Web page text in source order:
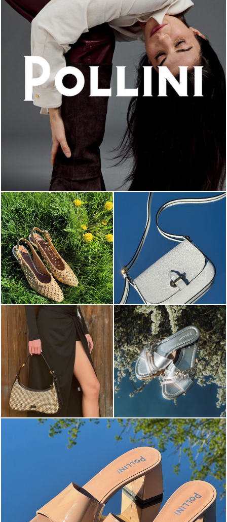
An ode to the house’s vibrant Italian roots, the new...